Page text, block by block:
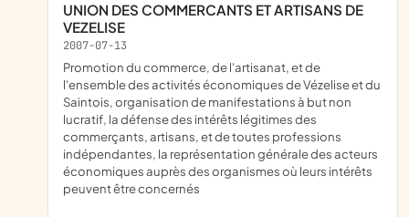
UNION DES COMMERCANTS ET ARTISANS DE
VEZELISE
2007-07-13
promotion du commerce, de l'artisanat, et de
l'ensemble des activités économiques de Vézelise et du
Saintois, organisation de manifestations à but non
lucratif, la défense des intérêts légitimes des
commerçants, artisans, et de toutes professions
indépendantes, la représentation générale des acteurs
économiques auprès des organismes où leurs intérêts
peuvent être concernés